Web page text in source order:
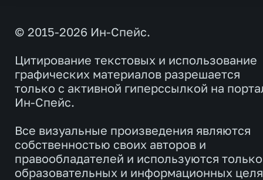
© 2015-2026 Ин-Спейс.
Цитирование текстовых и использование
графических материалов разрешается
только с активной гиперссылкой на
Ин-Спейс.
Все визуальные произведения являются
собственностью своих авторов и
правообладателей и используются
образовательных и информационных